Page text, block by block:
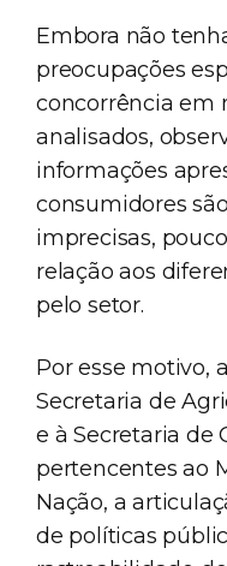
Embora não
preocupações
concorrência em
analisados,
informações
consumidores
imprecisas,
relação aos
pelo setor.
Por esse motivo,
Secretaria de
e à Secretaria de
pertencentes ao
Nação, a
de políticas